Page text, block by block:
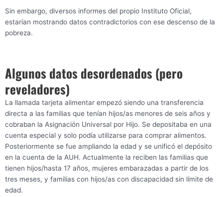
Sin embargo, diversos informes del propio Instituto Oficial,
estarían mostrando datos contradictorios con ese descenso de la
pobreza.
Algunos datos desordenados (pero
reveladores)
La llamada tarjeta alimentar empezó siendo una transferencia
directa a las familias que tenían hijos/as menores de seis años y
cobraban la Asignación Universal por Hijo. Se depositaba en una
cuenta especial y solo podía utilizarse para comprar alimentos.
Posteriormente se fue ampliando la edad y se unificó el depósito
en la cuenta de la AUH. Actualmente la reciben las familias que
tienen hijos/hasta 17 años, mujeres embarazadas a partir de los
tres meses, y familias con hijos/as con discapacidad sin límite de
edad.